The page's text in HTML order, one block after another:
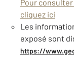
Pour
cliquez ici
Les
exposé sont
https://